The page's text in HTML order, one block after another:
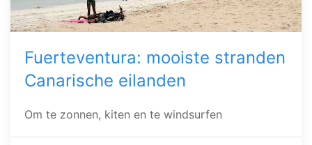
Fuerteventura: mooiste stranden
Canarische eilanden
Om te zonnen, kiten en te windsurfen